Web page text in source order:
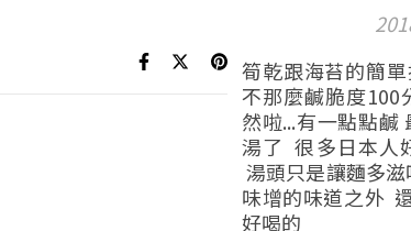
筍乾跟海苔的簡
不那麼鹹脆度
然啦...有一點點鹹
湯了 很多日本人
湯頭只是讓麵多
味增的味道之外
好喝的